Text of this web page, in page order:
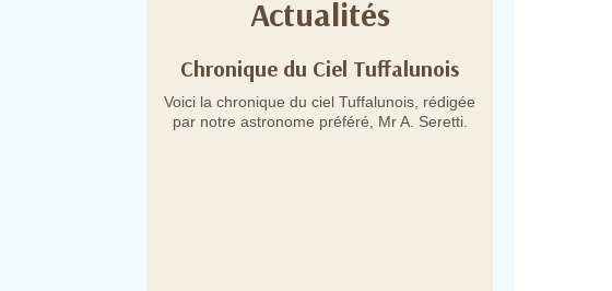
Actualités
Chronique du Ciel Tuffalunois
Voici la chronique du ciel Tuffalunois, rédigée
par notre astronome préféré, Mr A. Seretti.
Voici l'arrêté
usages des